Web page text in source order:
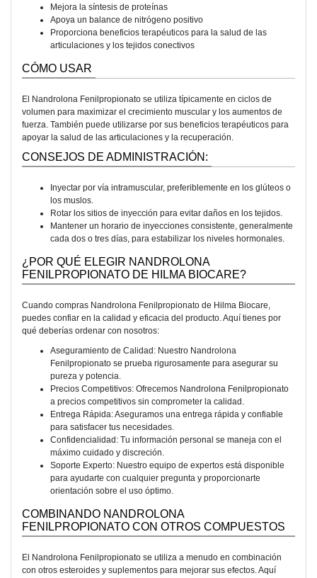
Mejora la síntesis de proteínas
Apoya un balance de nitrógeno positivo
Proporciona beneficios terapéuticos para la salud de las
articulaciones y los tejidos conectivos
CÓMO USAR
El Nandrolona Fenilpropionato se utiliza típicamente en ciclos de
volumen para maximizar el crecimiento muscular y los aumentos de
fuerza. También puede utilizarse por sus beneficios terapéuticos para
apoyar la salud de las articulaciones y la recuperación.
CONSEJOS DE ADMINISTRACIÓN:
Inyectar por vía intramuscular, preferiblemente en los glúteos o
los muslos.
Rotar los sitios de inyección para evitar daños en los tejidos.
Mantener un horario de inyecciones consistente, generalmente
cada dos o tres días, para estabilizar los niveles hormonales.
¿POR QUÉ ELEGIR NANDROLONA
FENILPROPIONATO DE HILMA BIOCARE?
Cuando compras Nandrolona Fenilpropionato de Hilma Biocare,
puedes confiar en la calidad y eficacia del producto. Aquí tienes por
qué deberías ordenar con nosotros:
Aseguramiento de Calidad: Nuestro Nandrolona
Fenilpropionato se prueba rigurosamente para asegurar su
pureza y potencia.
Precios Competitivos: Ofrecemos Nandrolona Fenilpropionato
a precios competitivos sin comprometer la calidad.
Entrega Rápida: Aseguramos una entrega rápida y confiable
para satisfacer tus necesidades.
Confidencialidad: Tu información personal se maneja con el
máximo cuidado y discreción.
Soporte Experto: Nuestro equipo de expertos está disponible
para ayudarte con cualquier pregunta y proporcionarte
orientación sobre el uso óptimo.
COMBINANDO NANDROLONA
FENILPROPIONATO CON OTROS COMPUESTOS
El Nandrolona Fenilpropionato se utiliza a menudo en combinación
con otros esteroides y suplementos para mejorar sus efectos. Aquí